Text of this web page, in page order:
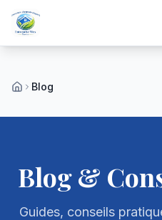
Blog
Blog &
Guides, conseils